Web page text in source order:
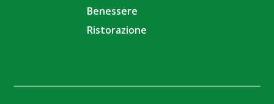
Benessere
Ristorazione